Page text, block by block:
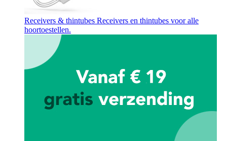
Receivers & thintubes Receivers en thintubes voor alle
hoortoestellen.